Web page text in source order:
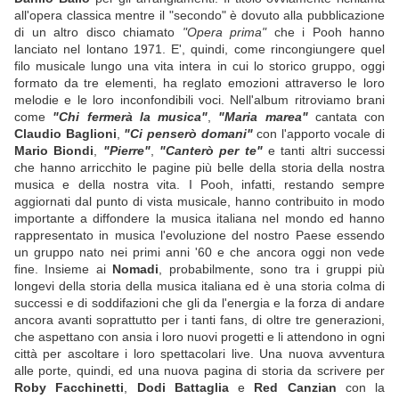
all'opera classica mentre il "secondo" è dovuto alla pubblicazione
di un altro disco chiamato "Opera prima"che i Pooh hanno
lanciato nel lontano 1971. E', quindi, come rincongiungere quel
filo musicale lungo una vita intera in cui lo storico gruppo, oggi
formato da tre elementi, ha reglato emozioni attraverso le loro
melodie e le loro inconfondibili voci. Nell'album ritroviamo brani
come "Chi fermerà la musica" "Maria marea"cantata con
Claudio Baglioni
"Ci penserò domani"con l'apporto vocale di
Mario Biondi
"Pierre", "Canterò per te"e tanti altri successi
che hanno arricchito le pagine più belle della storia della nostra
musica e della nostra vita. I Pooh, infatti, restando sempre
aggiornati dal punto di vista musicale, hanno contribuito in modo
importante a diffondere la musica italiana nel mondo ed hanno
rappresentato in musica l'evoluzione del nostro Paese essendo
un gruppo nato nei primi anni '60 e che ancora oggi non vede
fine. Insieme ai Nomadi , probabilmente, sono tra i gruppi più
longevi della storia della musica italiana ed è una storia colma di
successi e di soddifazioni che gli da l'energia e la forza di andare
ancora avanti soprattutto per i tanti fans, di oltre tre generazioni,
che aspettano con ansia i loro nuovi progetti e li attendono in ogni
città per ascoltare i loro spettacolari live. Una nuova avventura
alle porte, quindi, ed una nuova pagina di storia da scrivere per
Roby Facchinetti
Dodi Battagliae Red Canzian con la